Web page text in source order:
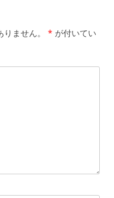
ません。 * が付いてい